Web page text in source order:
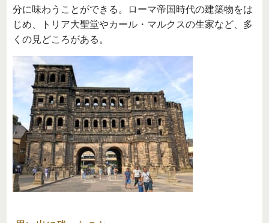
分に味わうことができる。ローマ帝国時代の建築物をは
じめ、トリア大聖堂やカール・マルクスの生家など、多
くの見どころがある。